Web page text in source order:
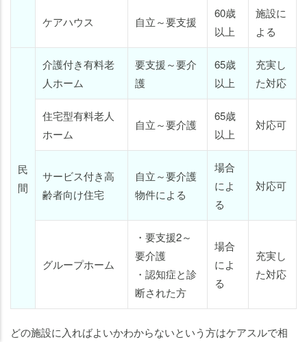
ケアハウス 自立～要支援
60歳
以上
施設に
よる
民
間
介護付き有料老
人ホーム
要支援～要介
護
65歳
以上
充実し
た対応
住宅型有料老人
ホーム
自立～要介護
65歳
以上
対応可
サービス付き高
齢者向け住宅
自立～要介護
物件による
場合
によ
る
対応可
グループホーム
・要支援2～
要介護
・認知症と診
断された方
場合
によ
る
充実し
た対応
どの施設に入ればよいかわからないという方はケアスルで相
知りたいことがわかる
知りたいことがわかる